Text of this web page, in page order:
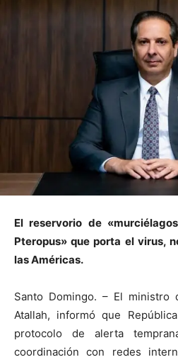
El reservorio de
Pteropus» que porta el virus,
las Américas.
Santo Domingo. – El ministro
Atallah, informó que
protocolo de alerta
coordinación con redes